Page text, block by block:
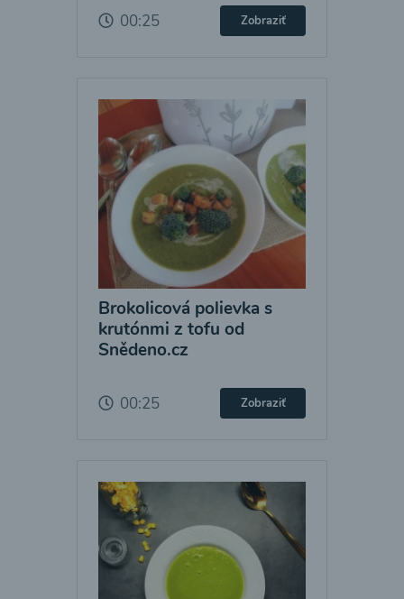
00:25 Zobraziť
Brokolicová polievka s
krutónmi z tofu od
Snědeno.cz
00:25 Zobraziť